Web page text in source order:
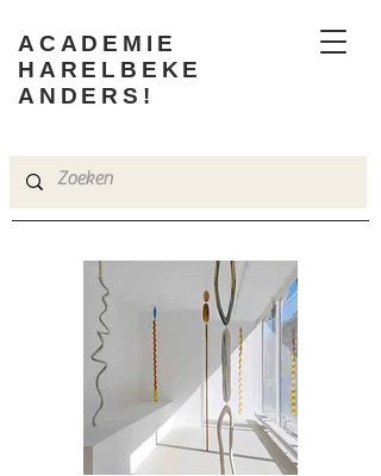
ACADEMIE
HARELBEKE
ANDERS!